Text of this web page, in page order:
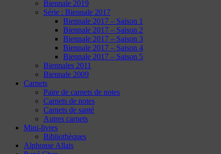
Biennale 2019
Série : Biennale 2017
Biennale 2017 – Saison 1
Biennale 2017 – Saison 2
Biennale 2017 – Saison 3
Biennale 2017 – Saison 4
Biennale 2017 – Saison 5
Biennales 2011
Biennale 2009
Carnets
Paire de carnets de notes
Carnets de notes
Carnets de santé
Autres carnets
Mini-livres
Bibliothèques
Alphonse Allais